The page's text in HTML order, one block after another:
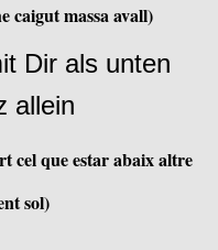
caigut massa avall)
Dir als unten
allein
cel que estar abaix altre
sol)